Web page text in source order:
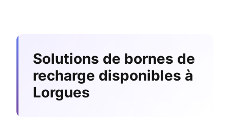
Solutions de bornes de
recharge disponibles à
Lorgues